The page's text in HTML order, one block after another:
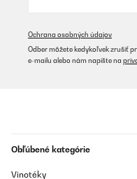
Ochrana osobných údajov
Odber môžete kedykoľvek zrušiť
e-mailu alebo nám napíšte na
Obľúbené kategórie
Vinotéky